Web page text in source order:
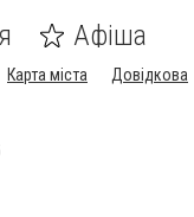
Афіша
Карта міста Довідкова